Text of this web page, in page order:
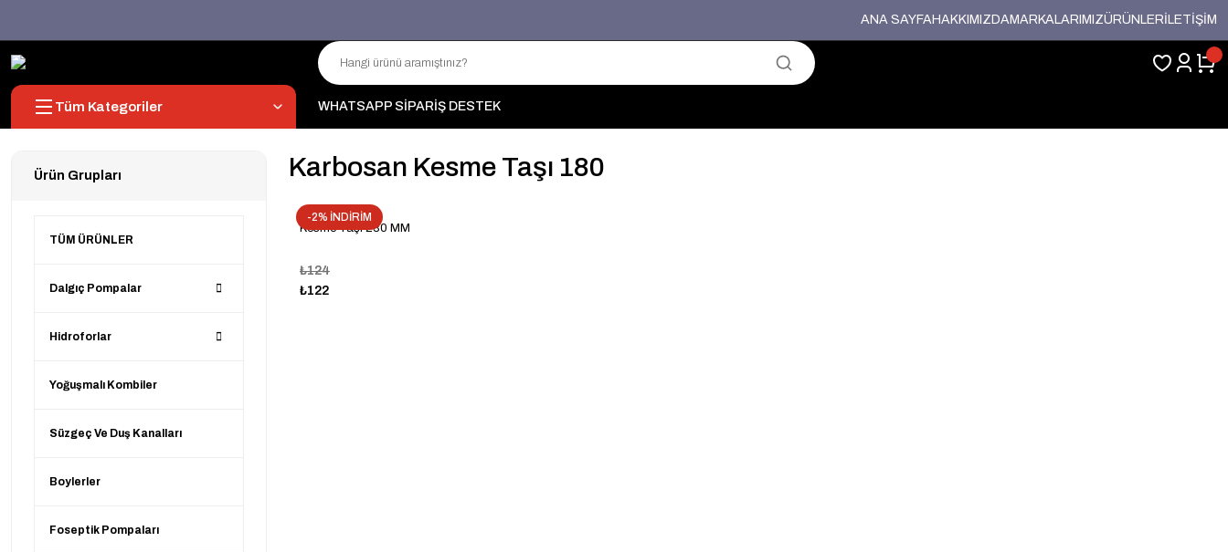
ANA SAYFAHAKKIMIZDAMARKALARIMIZÜRÜNLERİLETİŞİM
Tüm Kategoriler WHATSAPP SİPARİŞ DESTEK
Ürün Grupları
TÜM ÜRÜNLER
Dalgıç Pompalar
Hidroforlar
Yoğuşmalı Kombiler
Süzgeç Ve Duş Kanalları
Boylerler
Foseptik Pompaları
Karbosan Kesme Taşı 180
-2% İNDİRİM
Kesme Taşı 230 MM
₺122
₺124